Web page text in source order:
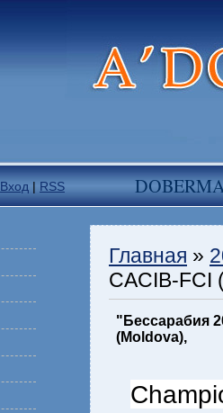
Вход | RSS
Главная »
CACIB-FCI
"Бессарабия
(Moldova),